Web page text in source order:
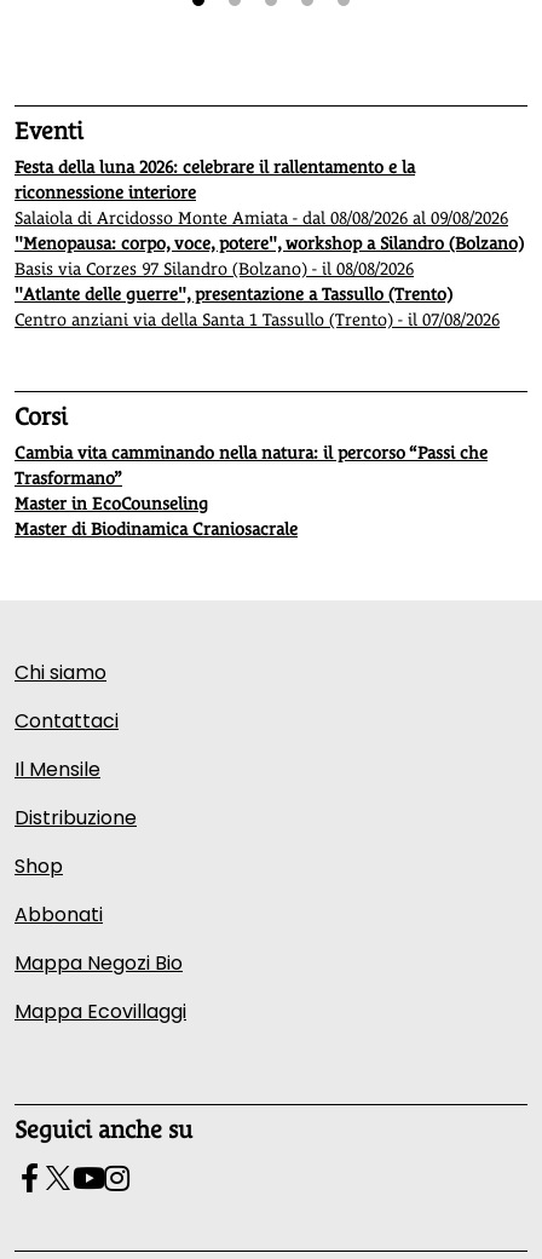
Eventi
Festa della luna 2026: celebrare il rallentamento e la
riconnessione interiore
Salaiola di Arcidosso Monte Amiata - dal 08/08/2026 al 09/08/2026
"Menopausa: corpo, voce, potere", workshop a Silandro (Bolzano)
Basis via Corzes 97 Silandro (Bolzano) - il 08/08/2026
"Atlante delle guerre", presentazione a Tassullo (Trento)
Centro anziani via della Santa 1 Tassullo (Trento) - il 07/08/2026
Corsi
Cambia vita camminando nella natura: il percorso “Passi che
Trasformano”
Master in EcoCounseling
Master di Biodinamica Craniosacrale
Chi siamo
Contattaci
Il Mensile
Distribuzione
Shop
Abbonati
Mappa Negozi Bio
Mappa Ecovillaggi
Seguici anche su